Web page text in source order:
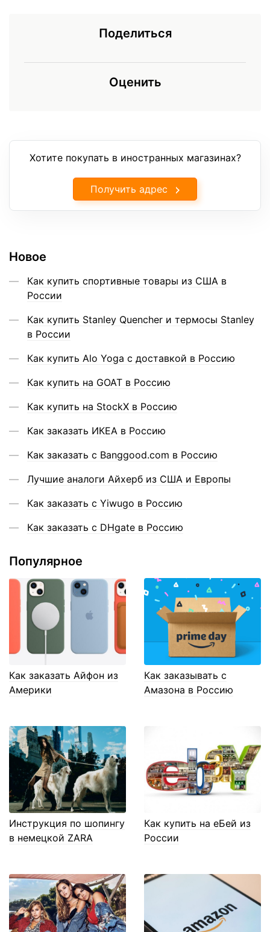
Поделиться
Оценить
Хотите покупать в иностранных магазинах?
Получить адрес
Новое
Как купить спортивные товары из США в
России
Как купить Stanley Quencher и термосы Stanley
в России
Как купить Alo Yoga с доставкой в Россию
Как купить на GOAT в Россию
Как купить на StockX в Россию
Как заказать ИКЕА в Россию
Как заказать с Banggood.com в Россию
Лучшие аналоги Айхерб из США и Европы
Как заказать с Yiwugo в Россию
Как заказать с DHgate в Россию
Популярное
Как заказать Айфон из
Америки
Как заказывать с
Амазона в Россию
Инструкция по шопингу
в немецкой ZARA
Как купить на еБей из
России